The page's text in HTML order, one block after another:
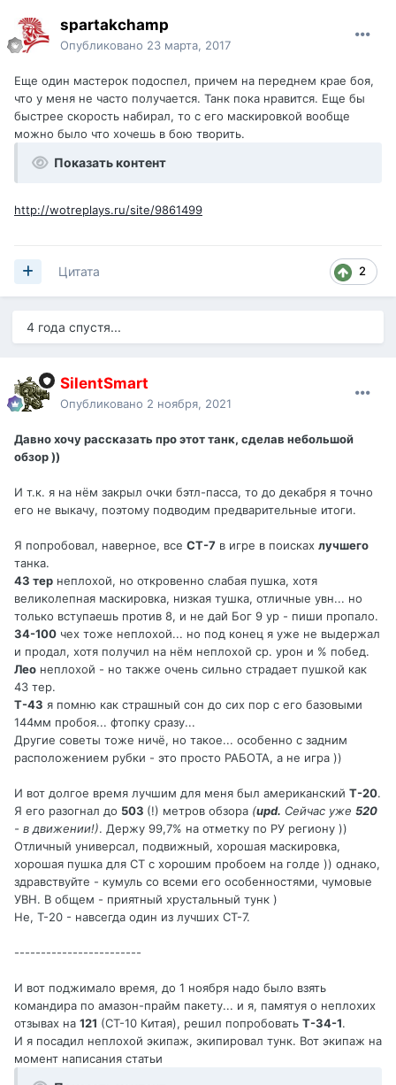
spartakchamp
Опубликовано 23 марта, 2017
Еще один мастерок подоспел, причем на переднем крае боя,
что у меня не часто получается. Танк пока нравится. Еще бы
быстрее скорость набирал, то с его маскировкой вообще
можно было что хочешь в бою творить.
Показать контент
http://wotreplays.ru/site/9861499
2
Цитата
4 года спустя...
SilentSmart
Опубликовано 2 ноября, 2021
Давно хочу рассказать про этот танк, сделав небольшой
обзор ))
И т.к. я на нём закрыл очки бэтл-пасса, то до декабря я точно
его не выкачу, поэтому подводим предварительные итоги.
Я попробовал, наверное, все СТ-7 в игре в поисках лучшего
танка.
43 тер неплохой, но откровенно слабая пушка, хотя
великолепная маскировка, низкая тушка, отличные увн... но
только вступаешь против 8, и не дай Бог 9 ур - пиши пропало.
34-100 чех тоже неплохой... но под конец я уже не выдержал
и продал, хотя получил на нём неплохой ср. урон и % побед.
Лео неплохой - но также очень сильно страдает пушкой как
43 тер.
Т-43 я помню как страшный сон до сих пор с его базовыми
144мм пробоя... фтопку сразу...
Другие советы тоже ничё, но такое... особенно с задним
расположением рубки - это просто РАБОТА, а не игра ))
И вот долгое время лучшим для меня был американский Т-20.
Я его разогнал до 503 (!) метров обзора (upd. Сейчас уже 520
- в движении!). Держу 99,7% на отметку по РУ региону ))
Отличный универсал, подвижный, хорошая маскировка,
хорошая пушка для СТ с хорошим пробоем на голде )) однако,
здравствуйте - кумуль со всеми его особенностями, чумовые
УВН. В общем - приятный хрустальный тунк )
Не, Т-20 - навсегда один из лучших СТ-7.
------------------------
И вот поджимало время, до 1 ноября надо было взять
командира по амазон-прайм пакету... и я, памятуя о неплохих
отзывах на 121 (СТ-10 Китая), решил попробовать Т-34-1.
И я посадил неплохой экипаж, экипировал тунк. Вот экипаж на
момент написания статьи